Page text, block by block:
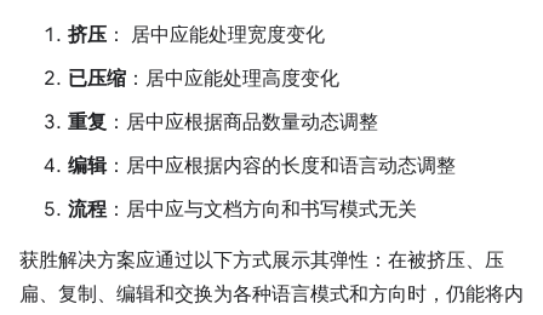
挤压 ： 居中应能处理宽度变化
已压缩 ：居中应能处理高度变化
重复 ：居中应根据商品数量动态调整
编辑：居中应根据内容的长度和语言动态调整
流程：居中应与文档方向和书写模式无关
获胜解决方案应通过以下方式展示其弹性：在被挤压、压
扁、复制、编辑和交换为各种语言模式和方向时，仍能将内